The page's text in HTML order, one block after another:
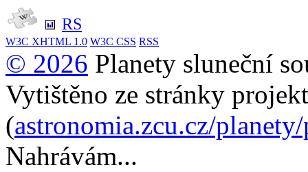
RS
W3C XHTML 1.0 W3C CSS RSS
© 2026 Planety sluneční
Vytištěno ze stránky
(astronomia.zcu.cz/
Nahrávám...